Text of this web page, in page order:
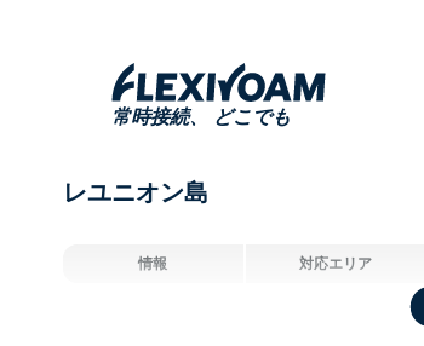
常時接続、 どこでも
レユニオン島
情報 対応エリア